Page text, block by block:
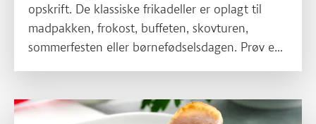
opskrift. De klassiske frikadeller er oplagt til
madpakken, frokost, buffeten, skovturen,
sommerfesten eller børnefødselsdagen. Prøv evt.
Små farsbrød i ovn med bacon